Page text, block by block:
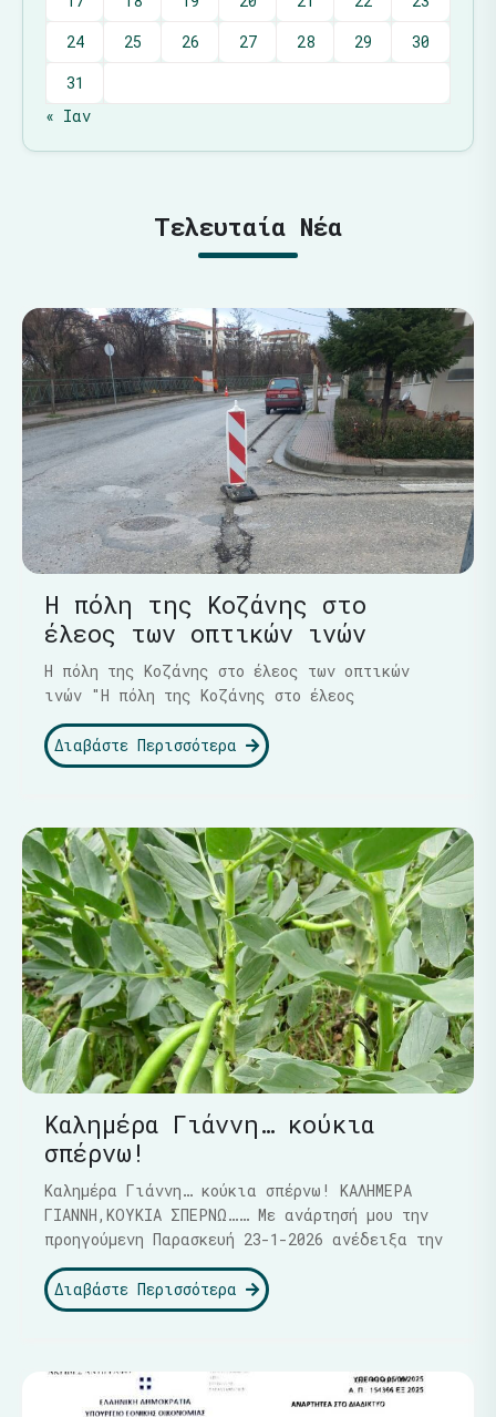
24
25 26 27 28 29
30
31
« Ιαν
Τελευταία Νέα
Η πόλη της Κοζάνης στο
έλεος των οπτικών ινών
Η πόλη της Κοζάνης στο έλεος των οπτικών
ινών "Η πόλη της Κοζάνης στο έλεος
Διαβάστε Περισσότερα
Καλημέρα Γιάννη… κούκια
σπέρνω!
Καλημέρα Γιάννη… κούκια σπέρνω! ΚΑΛΗΜΕΡΑ
ΓΙΑΝΝΗ,ΚΟΥΚΙΑ ΣΠΕΡΝΩ…… Με ανάρτησή μου την
προηγούμενη Παρασκευή 23-1-2026 ανέδειξα την
Διαβάστε Περισσότερα